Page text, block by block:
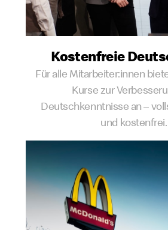
Kostenfreie
Für alle Mitarbeiter:innen
Kurse zur
Deutschkenntnisse an –
und kostenfrei.